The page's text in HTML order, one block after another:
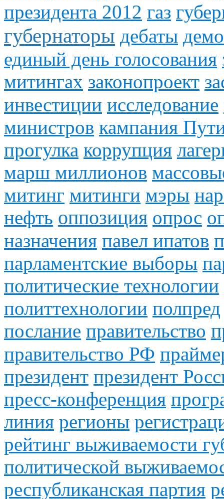
президента 2012 газ
губернаторы дебаты
единый день голосования
митингах законопроект
инвестиции исследование
министров кампания
прогулка коррупция
марш миллионов
митинг митинги мэры
нефть оппозиция опрос
назначения павел ипатов
парламентские выборы
политические технологии
политтехнологии полпред
послание правительство
правительство РФ
президент президент
пресс-конференция
линия регионы
рейтинг выживаемости
политической
республиканская партия